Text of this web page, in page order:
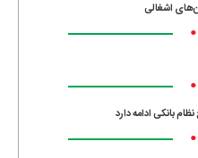
اشغالی
بانکی ادامه دارد